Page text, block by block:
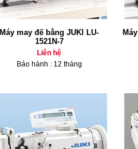
Máy may đế bằng JUKI LU-
1521N-7
Liên hệ
Bảo hành : 12 tháng